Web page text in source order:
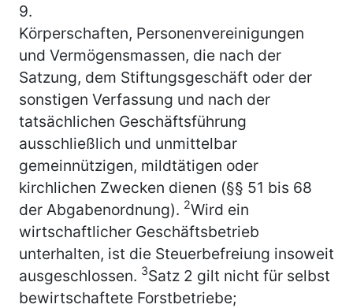
9.
Körperschaften, Personenvereinigungen
und Vermögensmassen, die nach der
Satzung, dem Stiftungsgeschäft oder der
sonstigen Verfassung und nach der
tatsächlichen Geschäftsführung
ausschließlich und unmittelbar
gemeinnützigen, mildtätigen oder
kirchlichen Zwecken dienen (§§ 51 bis 68
der Abgabenordnung). 2Wird ein
wirtschaftlicher Geschäftsbetrieb
unterhalten, ist die Steuerbefreiung insoweit
ausgeschlossen. 3Satz 2 gilt nicht für selbst
bewirtschaftete Forstbetriebe;